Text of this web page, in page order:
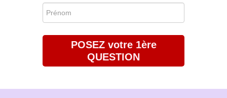
POSEZ votre 1ère
QUESTION